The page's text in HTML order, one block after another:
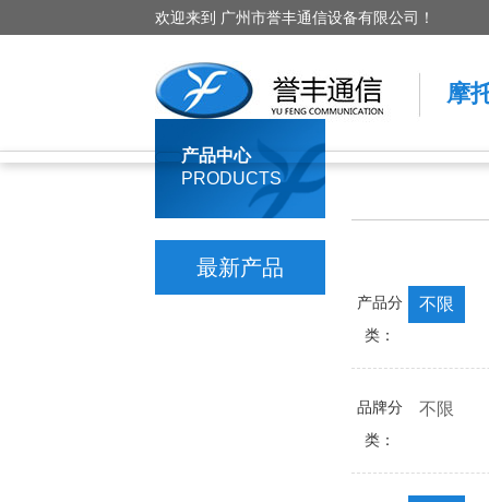
欢迎来到 广州市誉丰通信设备有限公司！
摩
产品中心
PRODUCTS
最新产品
产品分
类：
不限
品牌分
类：
不限